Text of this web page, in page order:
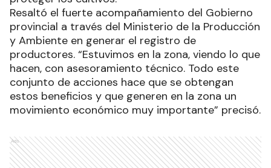
Resaltó el fuerte acompañamiento del Gobierno
provincial a través del Ministerio de la Producción
y Ambiente en generar el registro de
productores. “Estuvimos en la zona, viendo lo que
hacen, con asesoramiento técnico. Todo este
conjunto de acciones hace que se obtengan
estos beneficios y que generen en la zona un
movimiento económico muy importante” precisó.
Ads